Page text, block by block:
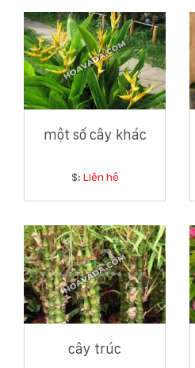
một số cây khác
$: Liên hệ
cây trúc